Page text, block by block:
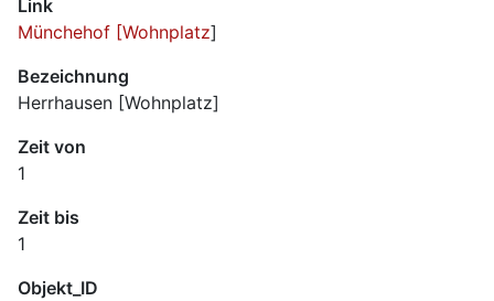
Link
Münchehof [Wohnplatz]
Bezeichnung
Herrhausen [Wohnplatz]
Zeit von
1
Zeit bis
1
Objekt_ID